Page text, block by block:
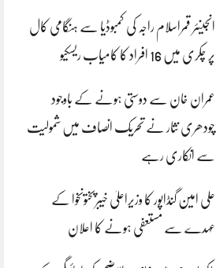
انجینئر قمراسلام راجہ کی کمبوڈیا سے ہنگامی کال
پر چکری میں 16 افراد کا کامیاب ریسکیو
عمران خان سے دوستی ہونے کے باوجود
چودھری نثار نے تحریک انصاف میں شمولیت
سے انکاری رہے
علی امین گنڈاپور کا وزیراعلیٰ خیبرپختونخوا کے
عہدے سے مستعفی ہونے کا اعلان